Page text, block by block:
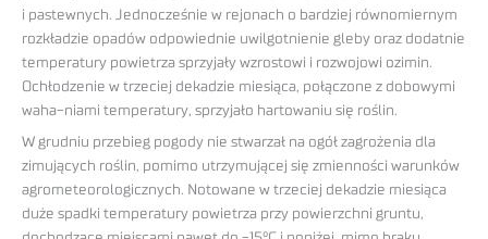
i pastewnych. Jednocześnie w rejonach o bardziej równomiernym
rozkładzie opadów odpowiednie uwilgotnienie gleby oraz dodatnie
temperatury powietrza sprzyjały wzrostowi i rozwojowi ozimin.
Ochłodzenie w trzeciej dekadzie miesiąca, połączone z dobowymi
waha-niami temperatury, sprzyjało hartowaniu się roślin.
W grudniu przebieg pogody nie stwarzał na ogół zagrożenia dla
zimujących roślin, pomimo utrzymującej się zmienności warunków
agrometeorologicznych. Notowane w trzeciej dekadzie miesiąca
duże spadki temperatury powietrza przy powierzchni gruntu,